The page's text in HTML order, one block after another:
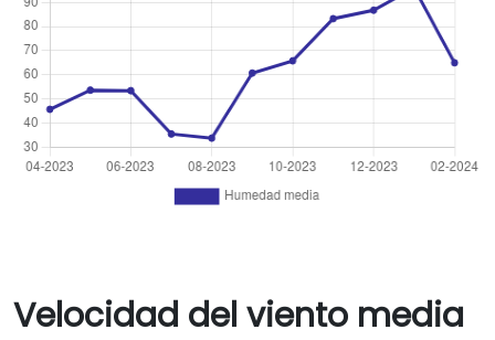
Velocidad del viento media